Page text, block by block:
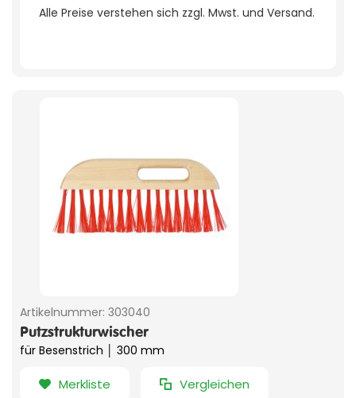
Alle Preise verstehen sich zzgl. Mwst. und Versand.
Artikelnummer: 303040
Putzstrukturwischer
für Besenstrich │ 300 mm
Merkliste Vergleichen